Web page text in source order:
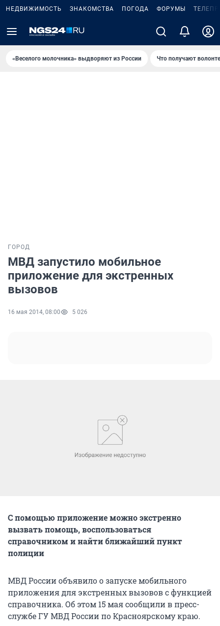
НЕДВИЖИМОСТЬ ЗНАКОМСТВА ПОГОДА ФОРУМЫ
«Веселого молочника» выдворяют из России Что получают
ГОРОД
МВД запустило мобильное
приложение для экстренных
вызовов
16 мая 2014, 08:00 5 026
С помощью приложение можно экстренно
вызвать помощь, воспользоваться
справочником и найти ближайший пункт
полиции
МВД России объявило о запуске мобильного
приложения для экстренных вызовов с функцией
справочника. Об этом 15 мая сообщили в пресс-
службе ГУ МВД России по Красноярскому краю.